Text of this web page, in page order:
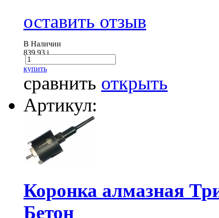
оставить отзыв
В Наличии
839.93i
купить
сравнить открыть
Артикул:
Коронка алмазная
Бетон